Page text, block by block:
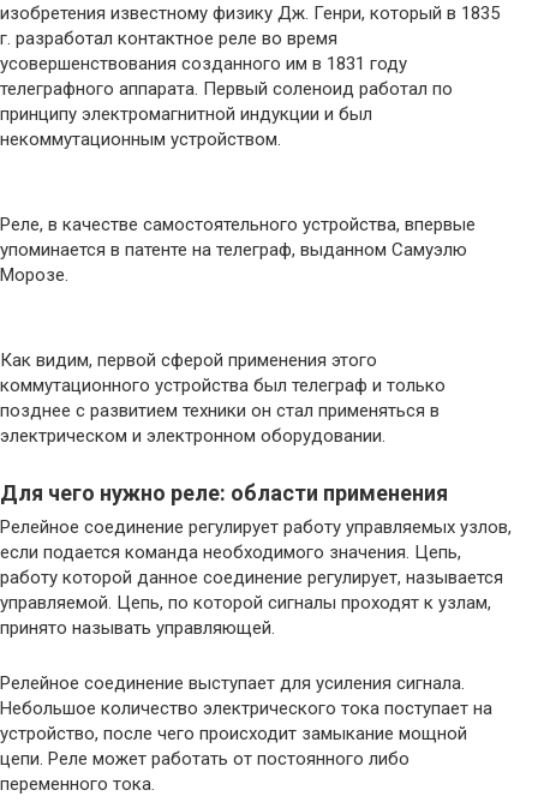
изобретения известному физику Дж. Генри, который в 1835
г. разработал контактное реле во время
усовершенствования созданного им в 1831 году
телеграфного аппарата. Первый соленоид работал по
принципу электромагнитной индукции и был
некоммутационным устройством.
Реле, в качестве самостоятельного устройства, впервые
упоминается в патенте на телеграф, выданном Самуэлю
Морозе.
Как видим, первой сферой применения этого
коммутационного устройства был телеграф и только
позднее с развитием техники он стал применяться в
электрическом и электронном оборудовании.
Для чего нужно реле: области применения
Релейное соединение регулирует работу управляемых узлов,
если подается команда необходимого значения. Цепь,
работу которой данное соединение регулирует, называется
управляемой. Цепь, по которой сигналы проходят к узлам,
принято называть управляющей.
Релейное соединение выступает для усиления сигнала.
Небольшое количество электрического тока поступает на
устройство, после чего происходит замыкание мощной
цепи. Реле может работать от постоянного либо
переменного тока.